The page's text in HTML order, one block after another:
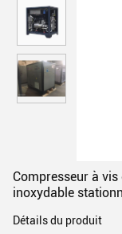
Compresseur à
inoxydable
Détails du produit